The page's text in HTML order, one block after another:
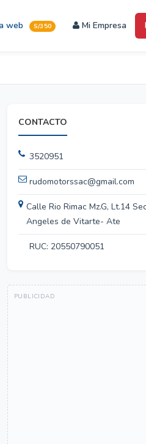
web S/350 Mi Empresa
CONTACTO
3520951
rudomotorssac@gmail.com
Calle Rio Rimac Mz.G, Lt.14
Angeles de Vitarte- Ate
RUC: 20550790051